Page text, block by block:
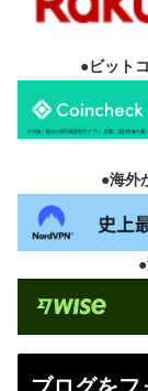
●ビット
●海外